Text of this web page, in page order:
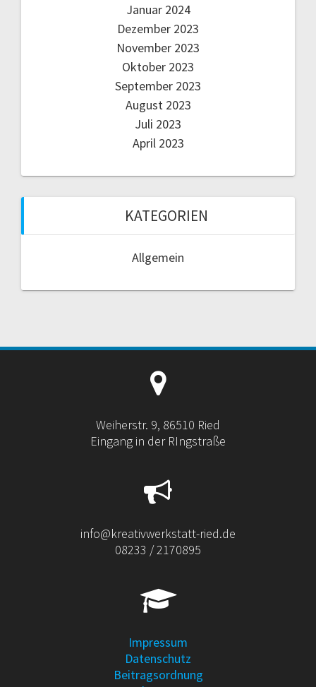
Januar 2024
Dezember 2023
November 2023
Oktober 2023
September 2023
August 2023
Juli 2023
April 2023
KATEGORIEN
Allgemein
Weiherstr. 9, 86510 Ried
Eingang in der RIngstraße
info@kreativwerkstatt-ried.de
08233 / 2170895
Impressum
Datenschutz
Beitragsordnung